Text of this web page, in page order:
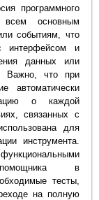
программного
всем основным
событиям, что
интерфейсом и
данных или
Важно, что при
автоматически
о каждой
связанных с
для
инструмента.
помощника в
тесты,
на полную